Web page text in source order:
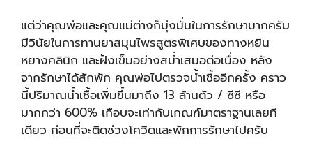
แต่ว่าคุณพ่อและคุณแม่ต่างก็มุ่งมั่นในการรักษามากครับ
มีวินัยในการทานยาสมุนไพรสูตรพิเศษของทางหยิน
หยางคลินิก และฝังเข็มอย่างสม่ำเสมอต่อเนื่อง หลัง
จากรักษาได้สักพัก คุณพ่อไปตรวจน้ำเชื้ออีกครั้ง คราว
นี้ปริมาณน้ำเชื้อเพิ่มขึ้นมาถึง 13 ล้านตัว / ซีซี หรือ
มากกว่า 600% เกือบจะเท่ากับเกณฑ์มาตราฐานเลยที
เดียว ก่อนที่จะติดช่วงโควิดและพักการรักษาไปครับ